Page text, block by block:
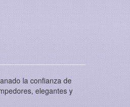
la confianza de
elegantes y